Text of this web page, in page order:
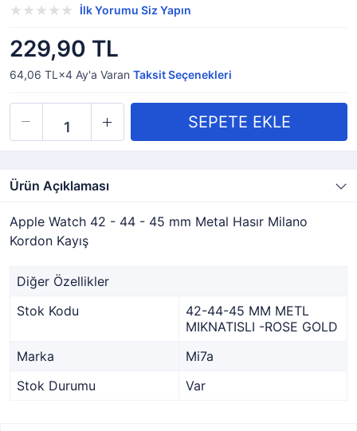
İlk Yorumu Siz Yapın
229,90 TL
64,06 TL×4 Ay'a Varan Taksit Seçenekleri
Ürün Açıklaması
Apple Watch 42 - 44 - 45 mm Metal Hasır Milano
Kordon Kayış
Diğer Özellikler
Stok Kodu
42-44-45 MM METL
MIKNATISLI -ROSE GOLD
Marka
Mi7a
Stok Durumu
Var